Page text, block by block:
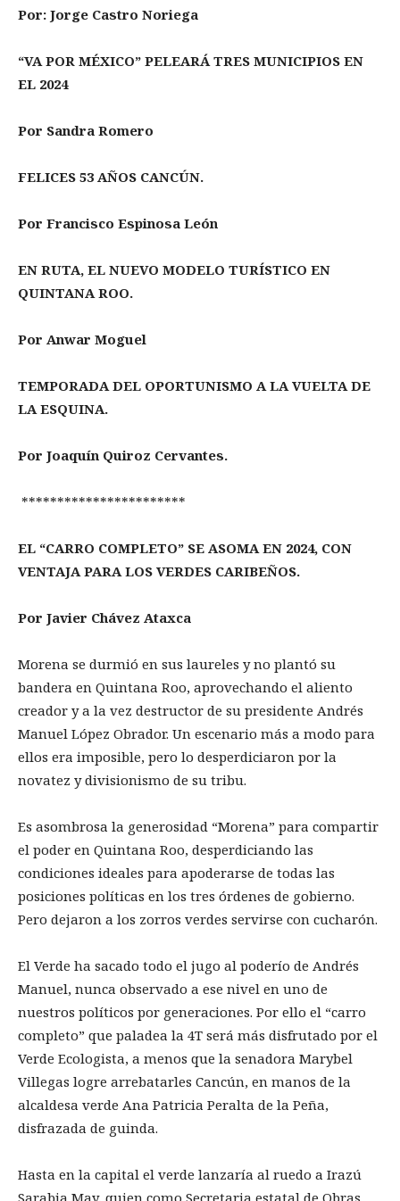
Por: Jorge Castro Noriega
“VA POR MÉXICO” PELEARÁ TRES MUNICIPIOS EN
EL 2024
Por Sandra Romero
FELICES 53 AÑOS CANCÚN.
Por Francisco Espinosa León
EN RUTA, EL NUEVO MODELO TURÍSTICO EN
QUINTANA ROO.
Por Anwar Moguel
TEMPORADA DEL OPORTUNISMO A LA VUELTA DE
LA ESQUINA.
Por Joaquín Quiroz Cervantes.
***********************
EL “CARRO COMPLETO” SE ASOMA EN 2024, CON
VENTAJA PARA LOS VERDES CARIBEÑOS.
Por Javier Chávez Ataxca
Morena se durmió en sus laureles y no plantó su
bandera en Quintana Roo, aprovechando el aliento
creador y a la vez destructor de su presidente Andrés
Manuel López Obrador. Un escenario más a modo para
ellos era imposible, pero lo desperdiciaron por la
novatez y divisionismo de su tribu.
Es asombrosa la generosidad “Morena” para compartir
el poder en Quintana Roo, desperdiciando las
condiciones ideales para apoderarse de todas las
posiciones políticas en los tres órdenes de gobierno.
Pero dejaron a los zorros verdes servirse con cucharón.
El Verde ha sacado todo el jugo al poderío de Andrés
Manuel, nunca observado a ese nivel en uno de
nuestros políticos por generaciones. Por ello el “carro
completo” que paladea la 4T será más disfrutado por el
Verde Ecologista, a menos que la senadora Marybel
Villegas logre arrebatarles Cancún, en manos de la
alcaldesa verde Ana Patricia Peralta de la Peña,
disfrazada de guinda.
Hasta en la capital el verde lanzaría al ruedo a Irazú